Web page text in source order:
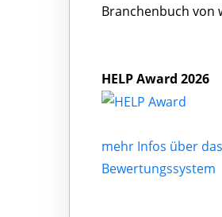
Branchenbuch von
HELP Award 2026
mehr Infos über das
Bewertungssystem